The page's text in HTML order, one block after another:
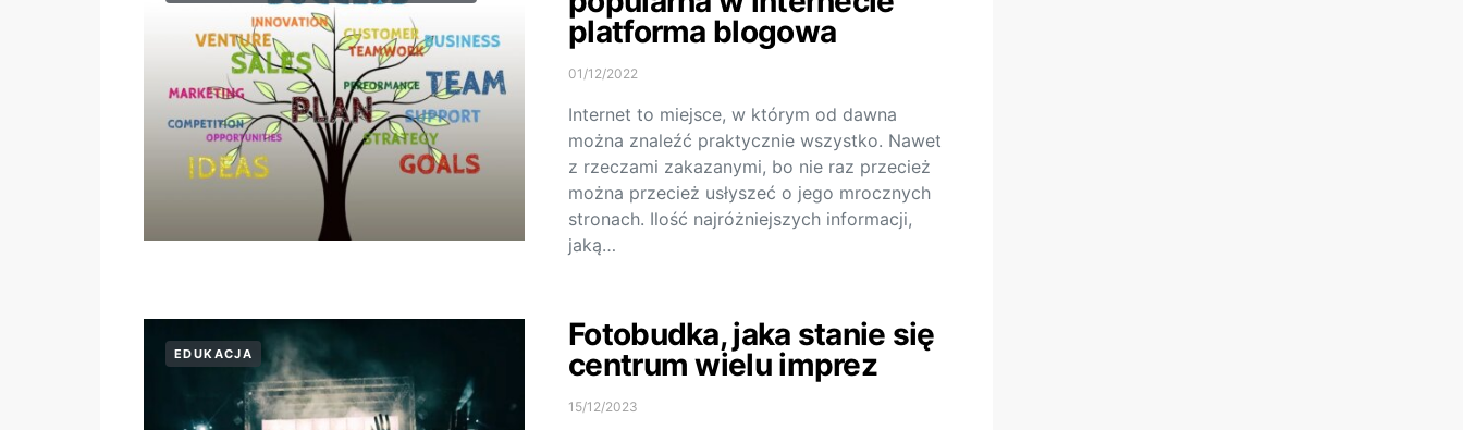
platforma blogowa
01/12/2022
Internet to miejsce, w którym od dawna
można znaleźć praktycznie wszystko. Nawet
z rzeczami zakazanymi, bo nie raz przecież
można przecież usłyszeć o jego mrocznych
stronach. Ilość najróżniejszych informacji,
jaką…
EDUKACJA
Fotobudka, jaka stanie się
centrum wielu imprez
15/12/2023